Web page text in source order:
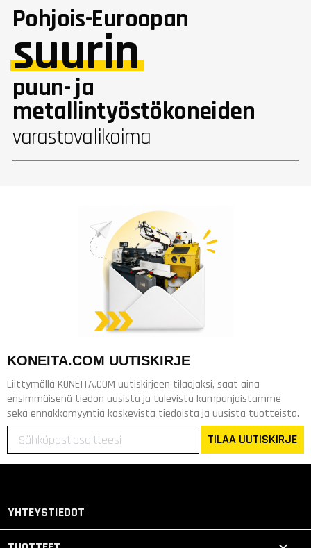
Pohjois-Euroopan
suurin
puun- ja
metallintyöstökoneiden
varastovalikoima
KONEITA.COM UUTISKIRJE
Liittymällä KONEITA.COM uutiskirjeen tilaajaksi, saat aina
ensimmäisenä tiedon uusista ja tulevista kampanjoistamme
sekä ennakkomyyntiä koskevista tiedoista ja uusista tuotteista.
TILAA UUTISKIRJE
YHTEYSTIEDOT